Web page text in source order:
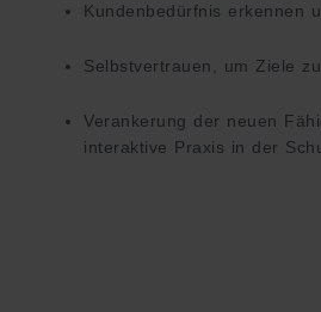
Kundenbedürfnis erkennen
Selbstvertrauen, um Ziele
Verankerung der neuen
interaktive Praxis in der